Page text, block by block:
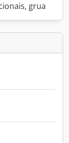
grua